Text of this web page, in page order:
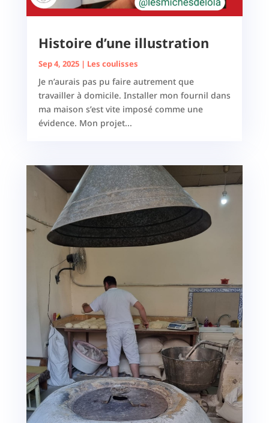
Histoire d’une illustration
Sep 4, 2025| Les coulisses
Je n’aurais pas pu faire autrement que
travailler à domicile. Installer mon fournil dans
ma maison s’est vite imposé comme une
évidence. Mon projet...